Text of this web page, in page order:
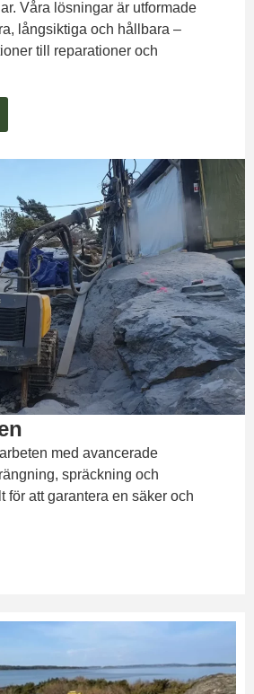
Våra lösningar är utformade
långsiktiga och hållbara –
till reparationer och
med avancerade
spräckning och
för att garantera en säker och